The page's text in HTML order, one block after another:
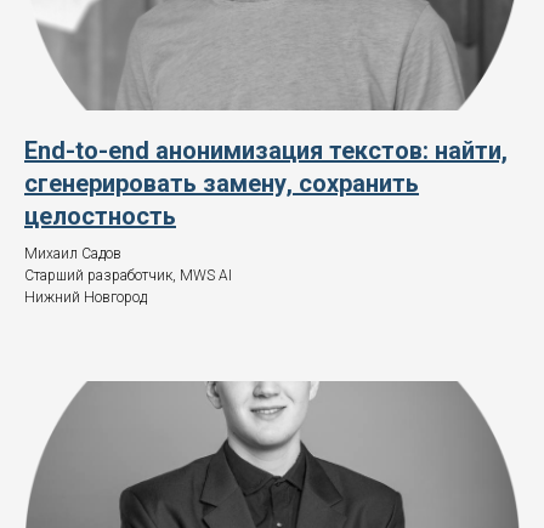
End-to-end анонимизация текстов: найти,
сгенерировать замену, сохранить
целостность
Михаил Садов
Старший разработчик, MWS AI
Нижний Новгород